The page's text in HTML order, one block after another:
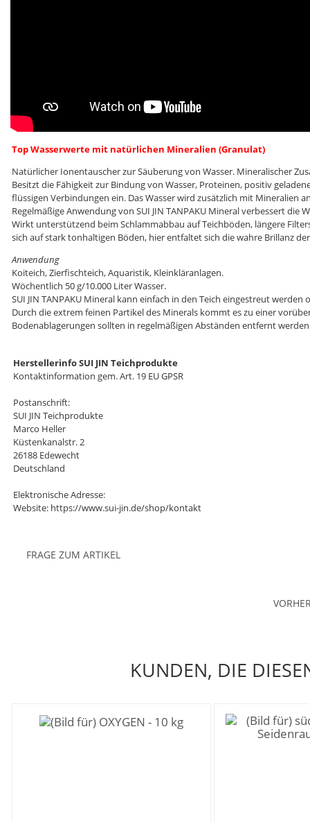
Top Wasserwerte mit natürlichen Mineralien (Granulat)
Natürlicher Ionentauscher zur Säuberung von Wasser. Mineralischer
Besitzt die Fähigkeit zur Bindung von Wasser, Proteinen, positiv
flüssigen Verbindungen ein. Das Wasser wird zusätzlich mit Mineralien
Regelmäßige Anwendung von SUI JIN TANPAKU Mineral verbessert
Wirkt unterstützend beim Schlammabbau auf Teichböden, längere
sich auf stark tonhaltigen Böden, hier entfaltet sich die wahre Brillanz
Anwendung
Koiteich, Zierfischteich, Aquaristik, Kleinkläranlagen.
Wöchentlich 50 g/10.000 Liter Wasser.
SUI JIN TANPAKU Mineral kann einfach in den Teich eingestreut
Durch die extrem feinen Partikel des Minerals kommt es zu einer
Bodenablagerungen sollten in regelmäßigen Abständen entfernt
Herstellerinfo SUI JIN Teichprodukte
Kontaktinformation gem. Art. 19 EU GPSR
Postanschrift:
SUI JIN Teichprodukte
Marco Heller
Küstenkanalstr. 2
26188 Edewecht
Deutschland
Elektronische Adresse:
Website: https://www.sui-jin.de/shop/kontakt
FRAGE ZUM ARTIKEL
KUNDEN, DIE